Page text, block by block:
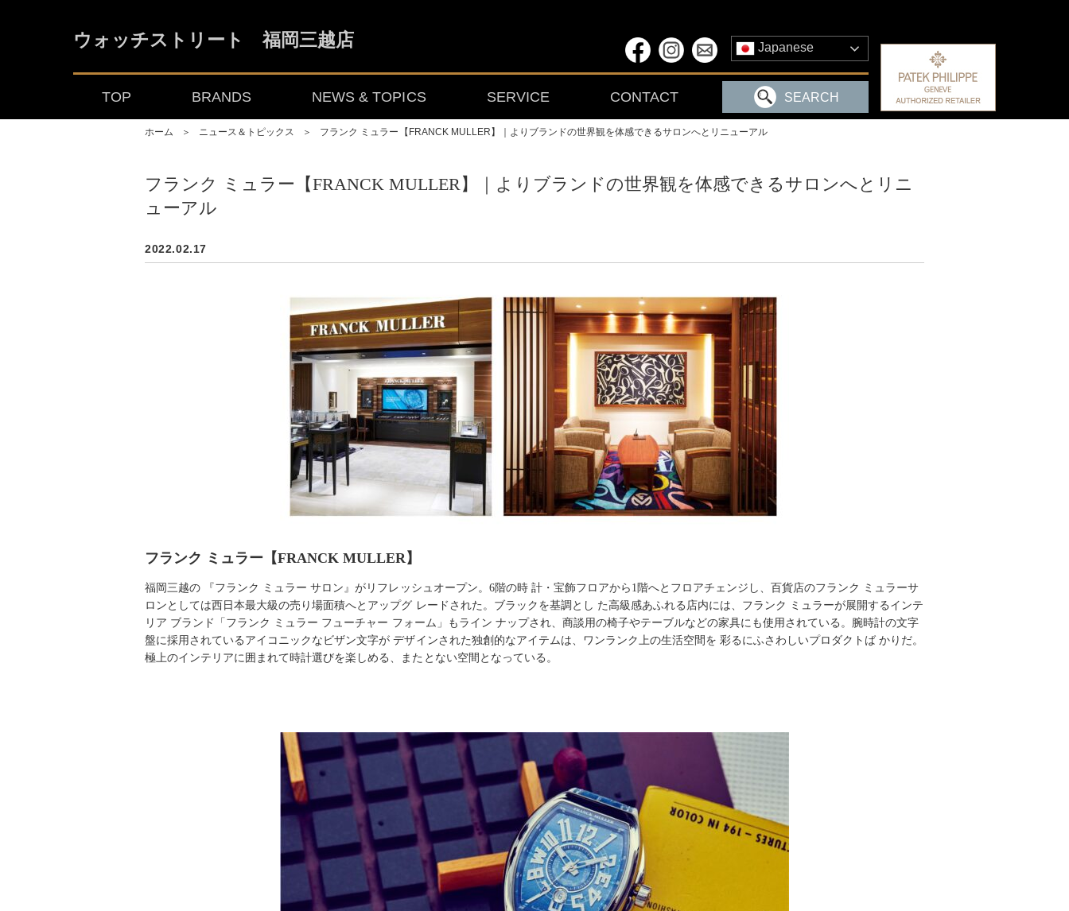
ウォッチストリート 福岡三越店 Japanese
TOP BRANDS NEWS & TOPICS SERVICE CONTACT SEARCH
ホーム ＞ ニュース＆トピックス ＞ フランク ミュラー【FRANCK MULLER】｜よりブランドの世界観を体感できるサロンへとリニューアル
フランク ミュラー【FRANCK MULLER】｜よりブランドの世界観を体感できるサロンへとリニ
ューアル
2022.02.17
フランク ミュラー【FRANCK MULLER】
福岡三越の 『フランク ミュラー サロン』がリフレッシュオープン。6階の時 計・宝飾フロアから1階へとフロアチェンジ し、百貨店のフランク ミュラーサ
ロンとしては西日本最大級の売り場面積へとアップグ レードされた。ブラックを基調とし た高級感あふれる店内には、フランク ミュラーが展開するインテ
リア ブランド「フランク ミュラー フューチャー フォーム」もライン ナップされ、商談用の椅子やテーブルなどの家具にも使用されている。腕時計の文字
盤に採用されているアイコニックなビザン文字が デザインされた独創的なアイテムは、ワンランク上の生活空間を 彩るにふさわしいプロダクトば かりだ。
極上のインテリアに囲まれて時計選びを楽しめる、またとない空間となっている。